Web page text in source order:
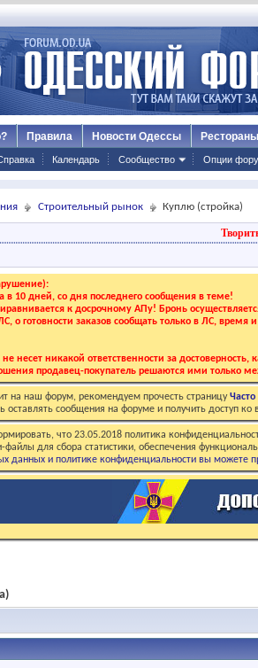
Календарь Сообщество Опции
Правила Новости Одессы
Строительный рынок Куплю (стройка)
в 10 дней, со дня последнего сообщения в теме!
к досрочному АПу! Бронь
о готовности заказов сообщать только в ЛС,
несет никакой ответственности за
продавец-покупатель решаются ими только
на наш форум, рекомендуем прочесть страницу
оставлять сообщения на форуме и получить доступ
что 23.05.2018 политика
файлы для сбора статистики, обеспечения
данных и политике конфиденциальности вы можете